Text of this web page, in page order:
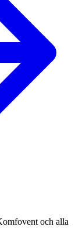
och alla